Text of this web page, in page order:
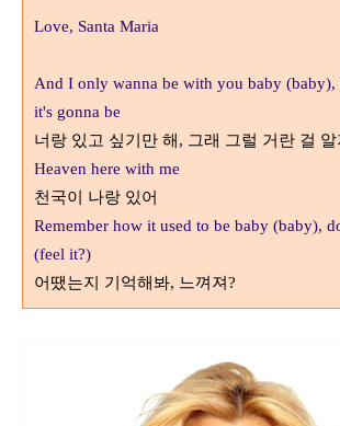
Love, Santa Maria
And I only wanna be with you baby
it's gonna be
너랑 있고 싶기만 해, 그래 그럴 거란 걸 알
Heaven here with me
천국이 나랑 있어
Remember how it used to be baby (baby),
(feel it?)
어땠는지 기억해봐, 느껴져?